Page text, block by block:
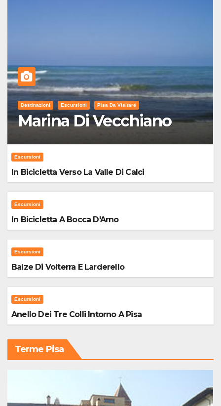
Destinazioni Escursioni Pisa Da Visitare
Marina Di Vecchiano
Escursioni
In Bicicletta Verso La Valle Di Calci
Escursioni
In Bicicletta A Bocca D'Arno
Escursioni
Balze Di Volterra E Larderello
Escursioni
Anello Dei Tre Colli Intorno A Pisa
Terme Pisa